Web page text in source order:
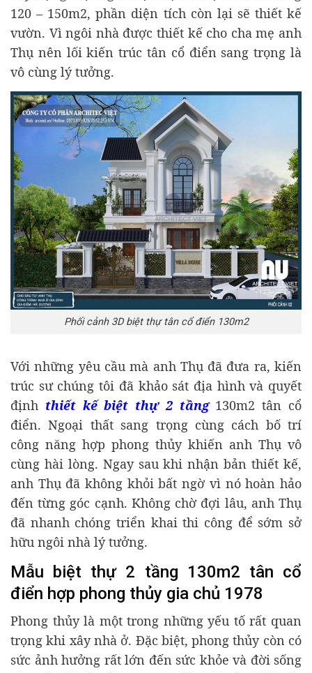
120 – 150m2, phần diện tích còn lại sẽ thiết kế
vườn. Vì ngôi nhà được thiết kế cho cha mẹ anh
Thụ nên lối kiến trúc tân cổ điển sang trọng là
vô cùng lý tưởng.
Phối cảnh 3D biệt thự tân cổ điển 130m2
Với những yêu cầu mà anh Thụ đã đưa ra, kiến
trúc sư chúng tôi đã khảo sát địa hình và quyết
định thiết kế biệt thự 2 tầng130m2 tân cổ
điển. Ngoại thất sang trọng cùng cách bố trí
công năng hợp phong thủy khiến anh Thụ vô
cùng hài lòng. Ngay sau khi nhận bản thiết kế,
anh Thụ đã không khỏi bất ngờ vì nó hoàn hảo
đến từng góc cạnh. Không chờ đợi lâu, anh Thụ
đã nhanh chóng triển khai thi công để sớm sở
hữu ngôi nhà lý tưởng.
Mẫu biệt thự 2 tầng 130m2 tân cổ
điển hợp phong thủy gia chủ 1978
Phong thủy là một trong những yếu tố rất quan
trọng khi xây nhà ở. Đặc biệt, phong thủy còn có
sức ảnh hưởng rất lớn đến sức khỏe và đời sống